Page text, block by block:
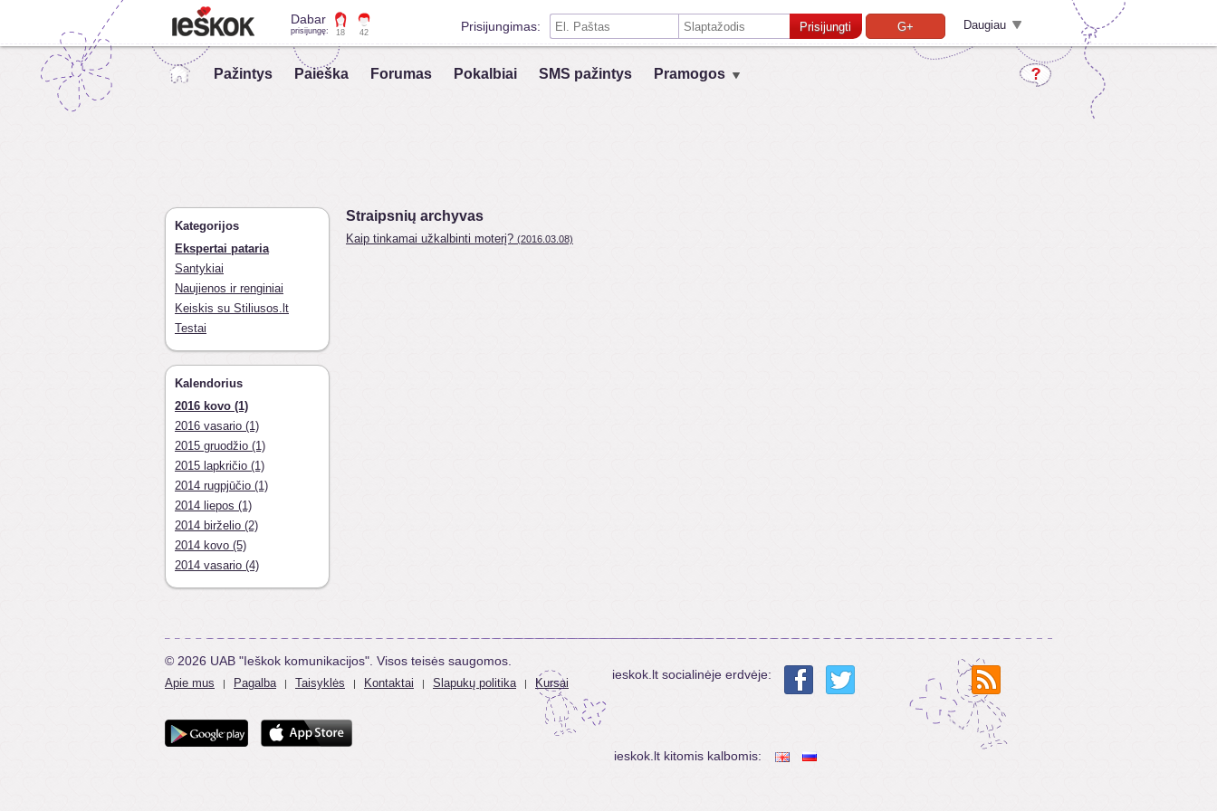
Dabar
prisijungę: 18 42 Prisijungimas: Prisijungti G+
Prisiminti mane šiame kompiuteryje
Daugiau
Pažintys Paieška Forumas Pokalbiai SMS pažintys Pramogos
Kategorijos
Ekspertai pataria
Santykiai
Naujienos ir renginiai
Keiskis su Stiliusos.lt
Testai
Kalendorius
2016 kovo (1)
2016 vasario (1)
2015 gruodžio (1)
2015 lapkričio (1)
2014 rugpjūčio (1)
2014 liepos (1)
2014 birželio (2)
2014 kovo (5)
2014 vasario (4)
Straipsnių archyvas
Kaip tinkamai užkalbinti moterį? (2016.03.08)
© 2026 UAB "Ieškok komunikacijos". Visos teisės saugomos.
Apie mus | Pagalba | Taisyklės | Kontaktai | Slapukų politika | Kursai
ieskok.lt socialinėje erdvėje:
ieskok.lt kitomis kalbomis: